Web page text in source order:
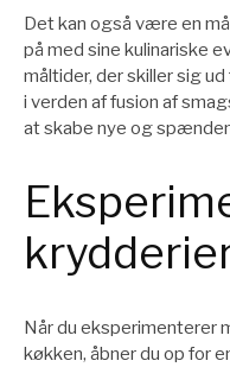
Det kan også være en
på med sine kulinariske
måltider, der skiller sig
i verden af fusion af
at skabe nye og
Når du eksperimenterer
køkken, åbner du op for